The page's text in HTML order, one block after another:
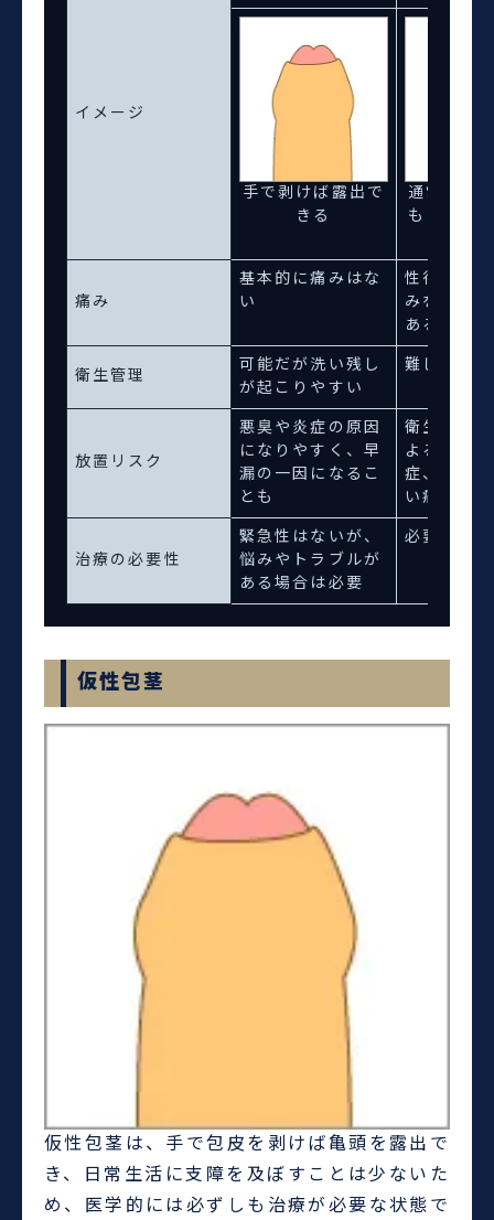
イメージ
手で剥けば露出で
きる
通常時・
もに露出
痛み
基本的に痛みはな
い
性行為時
みを感じ
ある
衛生管理
可能だが洗い残し
が起こりやすい
難しい
放置リスク
悪臭や炎症の原因
になりやすく、早
漏の一因になるこ
とも
衛生状態
よる慢性
症、性行
い痛み
治療の必要性
緊急性はないが、
悩みやトラブルが
ある場合は必要
必要
仮性包茎
仮性包茎は、手で包皮を剥けば亀頭を露出で
き、日常生活に支障を及ぼすことは少ないた
め、医学的には必ずしも治療が必要な状態で